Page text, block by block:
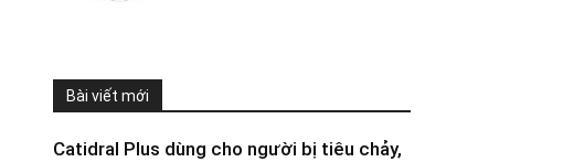
Bài viết mới
Catidral Plus dùng cho người bị tiêu chảy,